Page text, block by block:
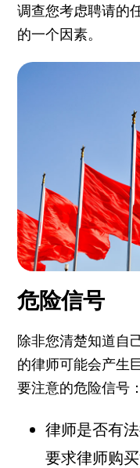
调查您考虑聘请的
的一个因素。
危险信号
除非您清楚知道自
的律师可能会产生
要注意的危险信号：
律师是否有
要求律师购